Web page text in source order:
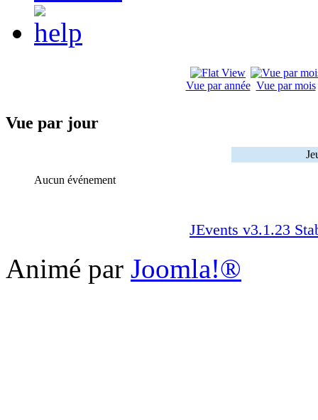
Vue par année Vue par mois
Vue par jour
Aucun événement
JEvents v3.1.23
Animé par Joomla!®